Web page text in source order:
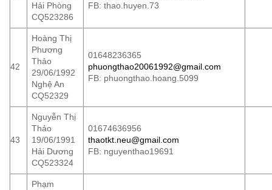
Hải Phòng
CQ523286
FB: thao.huyen.73
42
Hoàng Thị
Phương
Thảo
29/06/1992
Nghệ An
CQ52329
01648236365
phuongthao20061992@gmail.com
FB: phuongthao.hoang.5099
43
Nguyễn Thị
Thảo
19/06/1991
Hải Dương
CQ523324
01674636956
thaotkt.neu@gmail.com
FB: nguyenthao19691
Phạm